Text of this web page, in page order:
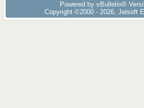
Powered by vBulletin®
Copyright ©2000 - 2026, Jelsoft